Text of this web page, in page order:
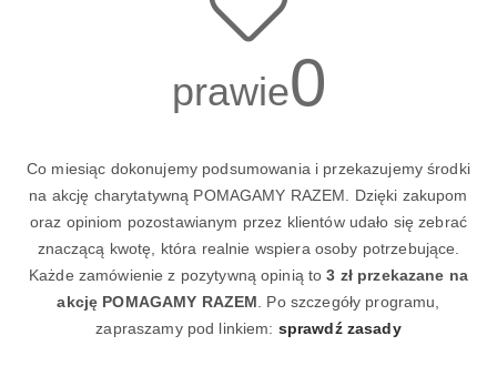
prawie0
Co miesiąc dokonujemy podsumowania i przekazujemy środki
na akcję charytatywną POMAGAMY RAZEM. Dzięki zakupom
oraz opiniom pozostawianym przez klientów udało się zebrać
znaczącą kwotę, która realnie wspiera osoby potrzebujące.
Każde zamówienie z pozytywną opinią to3 zł przekazane na
akcję POMAGAMY RAZEM . Po szczegóły programu,
zapraszamy pod linkiem: sprawdź zasady